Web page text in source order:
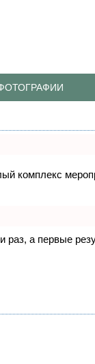
комплекс
раз, а первые